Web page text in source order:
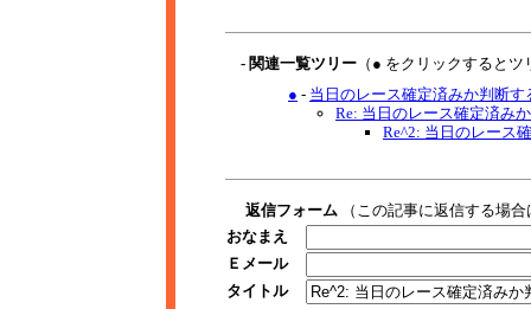
- 関連一覧ツリー （● をクリックすると
● - 当日のレース確定済みか判断す
Re: 当日のレース確定済み
Re^2: 当日のレース
返信フォーム （この記事に返信する場
おなまえ
Ｅメール
タイトル